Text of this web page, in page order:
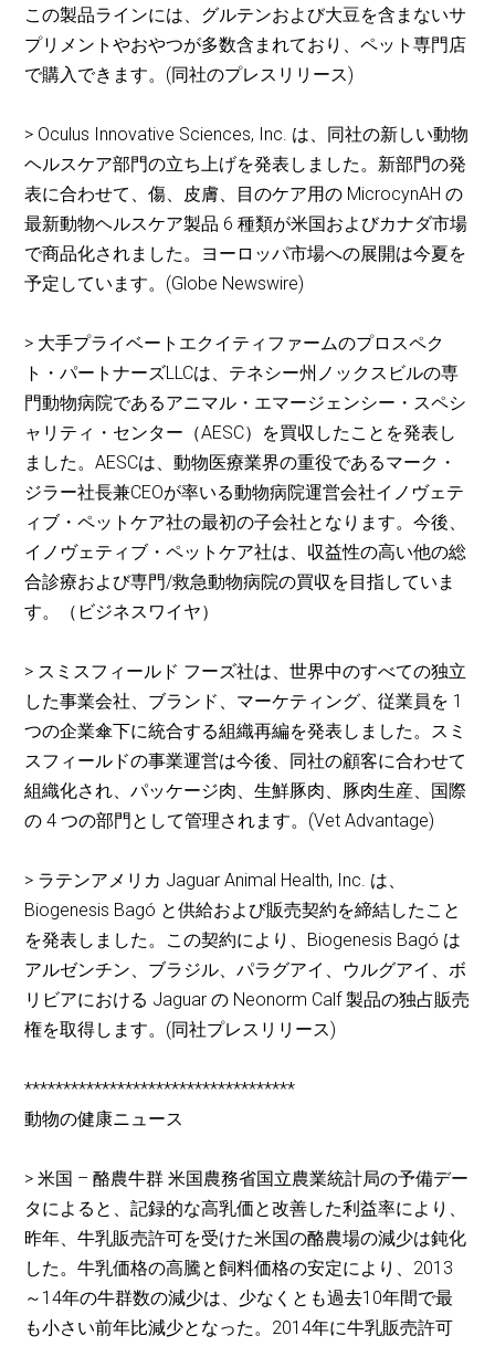
この製品ラインには、グルテンおよび大豆を含まないサ
プリメントやおやつが多数含まれており、ペット専門店
で購入できます。(同社のプレスリリース)
> Oculus Innovative Sciences, Inc. は、同社の新しい動物
ヘルスケア部門の立ち上げを発表しました。新部門の発
表に合わせて、傷、皮膚、目のケア用の MicrocynAH の
最新動物ヘルスケア製品 6 種類が米国およびカナダ市場
で商品化されました。ヨーロッパ市場への展開は今夏を
予定しています。(Globe Newswire)
> 大手プライベートエクイティファームのプロスペク
ト・パートナーズLLCは、テネシー州ノックスビルの専
門動物病院であるアニマル・エマージェンシー・スペシ
ャリティ・センター（AESC）を買収したことを発表し
ました。AESCは、動物医療業界の重役であるマーク・
ジラー社長兼CEOが率いる動物病院運営会社イノヴェテ
ィブ・ペットケア社の最初の子会社となります。今後、
イノヴェティブ・ペットケア社は、収益性の高い他の総
合診療および専門/救急動物病院の買収を目指していま
す。（ビジネスワイヤ）
> スミスフィールド フーズ社は、世界中のすべての独立
した事業会社、ブランド、マーケティング、従業員を 1
つの企業傘下に統合する組織再編を発表しました。スミ
スフィールドの事業運営は今後、同社の顧客に合わせて
組織化され、パッケージ肉、生鮮豚肉、豚肉生産、国際
の 4 つの部門として管理されます。(Vet Advantage)
> ラテンアメリカ Jaguar Animal Health, Inc. は、
Biogenesis Bagó と供給および販売契約を締結したこと
を発表しました。この契約により、Biogenesis Bagó は
アルゼンチン、ブラジル、パラグアイ、ウルグアイ、ボ
リビアにおける Jaguar の Neonorm Calf 製品の独占販売
権を取得します。(同社プレスリリース)
***********************************
動物の健康ニュース
> 米国 – 酪農牛群 米国農務省国立農業統計局の予備デー
タによると、記録的な高乳価と改善した利益率により、
昨年、牛乳販売許可を受けた米国の酪農場の減少は鈍化
した。牛乳価格の高騰と飼料価格の安定により、2013
～14年の牛群数の減少は、少なくとも過去10年間で最
も小さい前年比減少となった。2014年に牛乳販売許可